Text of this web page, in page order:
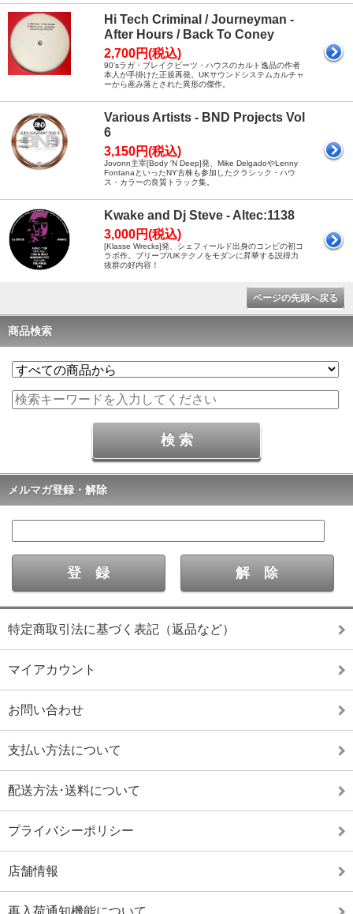
Hi Tech Criminal / Journeyman -
After Hours / Back To Coney
2,700円(税込)
90’sラガ・ブレイクビーツ・ハウスのカルト逸品の作者
本人が手掛けた正規再発。UKサウンドシステムカルチャ
ーから産み落とされた異形の傑作。
Various Artists - BND Projects Vol
6
3,150円(税込)
Jovonn主宰[Body 'N Deep]発、Mike DelgadoやLenny
FontanaといったNY古株も参加したクラシック・ハウ
ス・カラーの良質トラック集。
Kwake and Dj Steve - Altec:1138
3,000円(税込)
[Klasse Wrecks]発、シェフィールド出身のコンビの初コ
ラボ作。ブリープ/UKテクノをモダンに昇華する説得力
抜群の好内容！
ページの先頭へ戻る
商品検索
メルマガ登録・解除
特定商取引法に基づく表記（返品など）
マイアカウント
お問い合わせ
支払い方法について
配送方法･送料について
プライバシーポリシー
店舗情報
再入荷通知機能について